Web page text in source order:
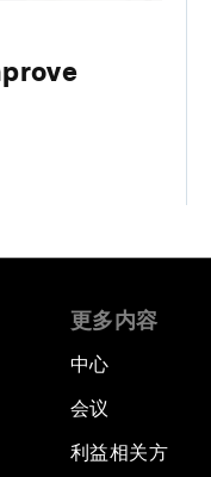
更多内容
中心
会议
利益相关方